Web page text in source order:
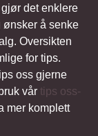
det enklere
ønsker å senke
Oversikten
for tips.
oss gjerne
vår tips oss-
mer komplett